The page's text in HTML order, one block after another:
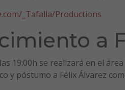
_Tafalla/Productions
a
19:00h se realizará en el
y póstumo a Félix Álvarez